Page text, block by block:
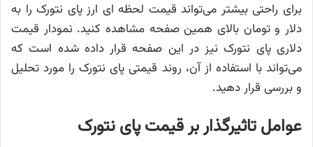
برای راحتی بیشتر می‌تواند قیمت لحظه ای ارز پای نتورک را به
دلار و تومان بالای همین صفحه مشاهده کنید. نمودار قیمت
دلاری پای نتورک نیز در این صفحه قرار داده شده است که
می‌تواند با استفاده از آن، روند قیمتی پای نتورک را مورد تحلیل
و بررسی قرار دهید.
عوامل تاثیرگذار بر قیمت پای نتورک